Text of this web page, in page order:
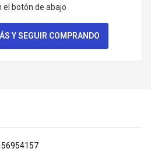
el botón de abajo
Y SEGUIR COMPRANDO